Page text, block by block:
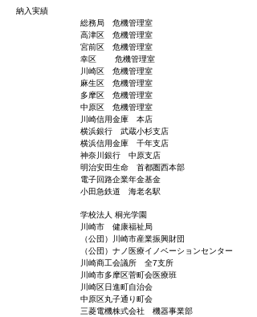
納入実績
総務局 危機管理室
高津区 危機管理室
宮前区 危機管理室
幸区 危機管理室
川崎区 危機管理室
麻生区 危機管理室
多摩区 危機管理室
​中原区 危機管理室
川崎信用金庫 本店
横浜銀行 武蔵小杉支店
横浜信用金庫 千年支店
神奈川銀行 中原支店
明治安田生命 首都圏西本部
電子回路企業年金基金
​小田急鉄道 海老名駅
学校法人 桐光学園
川崎市 健康福祉局
​（公団）川崎市産業振興財団
​（公団）ナノ医療イノベーションセンター
川崎商工会議所 全7支所
川崎市多摩区菅町会医療班
川崎区日進町自治会
​中原区丸子通り町会
三菱電機株式会社 機器事業部